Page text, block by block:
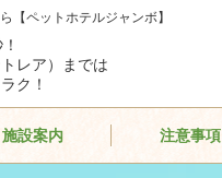
【ペットホテルジャンボ】
レア）までは
ク！
施設案内 注意事項